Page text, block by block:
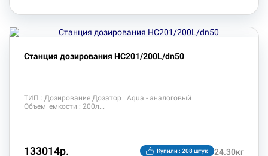
Станция дозирования HC201/200L/dn50
ТИП : Дозирование Дозатор : Aqua - аналоговый
Объем_емкости : 200л
24.30кг
133014р. Купили : 208 штук